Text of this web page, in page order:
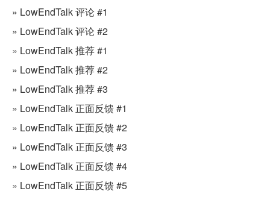
» LowEndTalk 评论 #1
» LowEndTalk 评论 #2
» LowEndTalk 推荐 #1
» LowEndTalk 推荐 #2
» LowEndTalk 推荐 #3
» LowEndTalk 正面反馈 #1
» LowEndTalk 正面反馈 #2
» LowEndTalk 正面反馈 #3
» LowEndTalk 正面反馈 #4
» LowEndTalk 正面反馈 #5